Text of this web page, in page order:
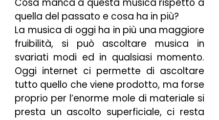
Cosa manca a questa musica rispetto a
quella del passato e cosa ha in più?
La musica di oggi ha in più una maggiore
fruibilità, si può ascoltare musica in
svariati modi ed in qualsiasi momento.
Oggi internet ci permette di ascoltare
tutto quello che viene prodotto, ma forse
proprio per l’enorme mole di materiale si
presta un ascolto superficiale, ci resta